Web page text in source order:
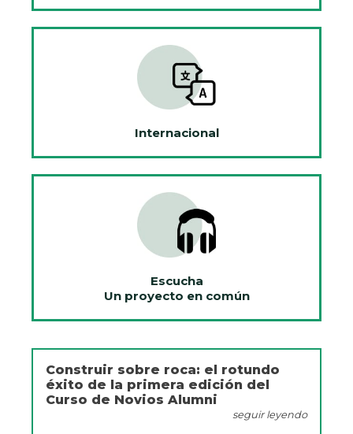
Internacional
Escucha
Un proyecto en común
Construir sobre roca: el rotundo
éxito de la primera edición del
Curso de Novios Alumni
seguir leyendo